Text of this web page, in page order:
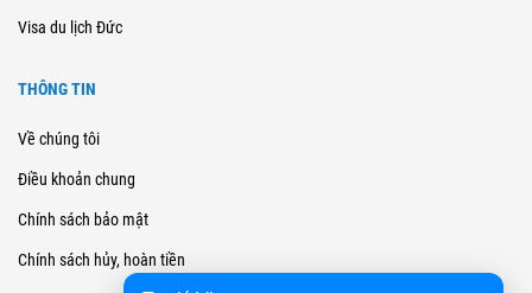
Visa du lịch Đức
THÔNG TIN
Về chúng tôi
Điều khoản chung
Chính sách bảo mật
Chính sách hủy, hoàn tiền